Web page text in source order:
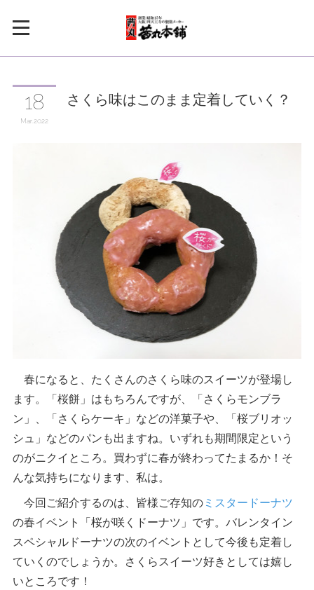
18
Mar 2022
さくら味はこのまま定着していく？
春になると、たくさんのさくら味のスイーツが登場し
ます。「桜餅」はもちろんですが、「さくらモンブラ
ン」、「さくらケーキ」などの洋菓子や、「桜ブリオッ
シュ」などのパンも出ますね。いずれも期間限定という
のがニクイところ。買わずに春が終わってたまるか！そ
んな気持ちになります、私は。
今回ご紹介するのは、皆様ご存知のミスタードーナツ
の春イベント「桜が咲くドーナツ」です。バレンタイン
スペシャルドーナツの次のイベントとして今後も定着し
ていくのでしょうか。さくらスイーツ好きとしては嬉し
いところです！